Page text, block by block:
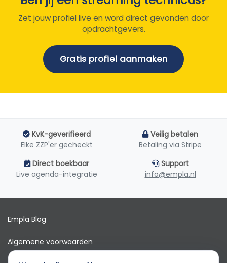
Zet jouw profiel live en word direct gevonden door
opdrachtgevers.
Gratis profiel aanmaken
KvK-geverifieerd
Elke ZZP'er gecheckt
Veilig betalen
Betaling via Stripe
Direct boekbaar
Live agenda-integratie
Support
info@empla.nl
Empla Blog
Algemene voorwaarden